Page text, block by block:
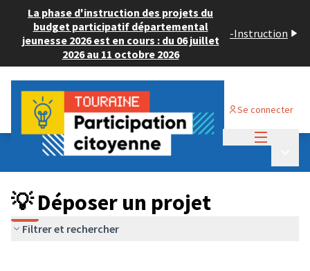
La phase d'instruction des projets du
budget participatif départemental
jeunesse 2026 est en cours : du 06 juillet
2026 au 11 octobre 2026
-Instruction
Se connecter
Budget Participatif ADULTE 2024
💡 Déposer un projet
💡 Déposer un projet
Filtrer et rechercher